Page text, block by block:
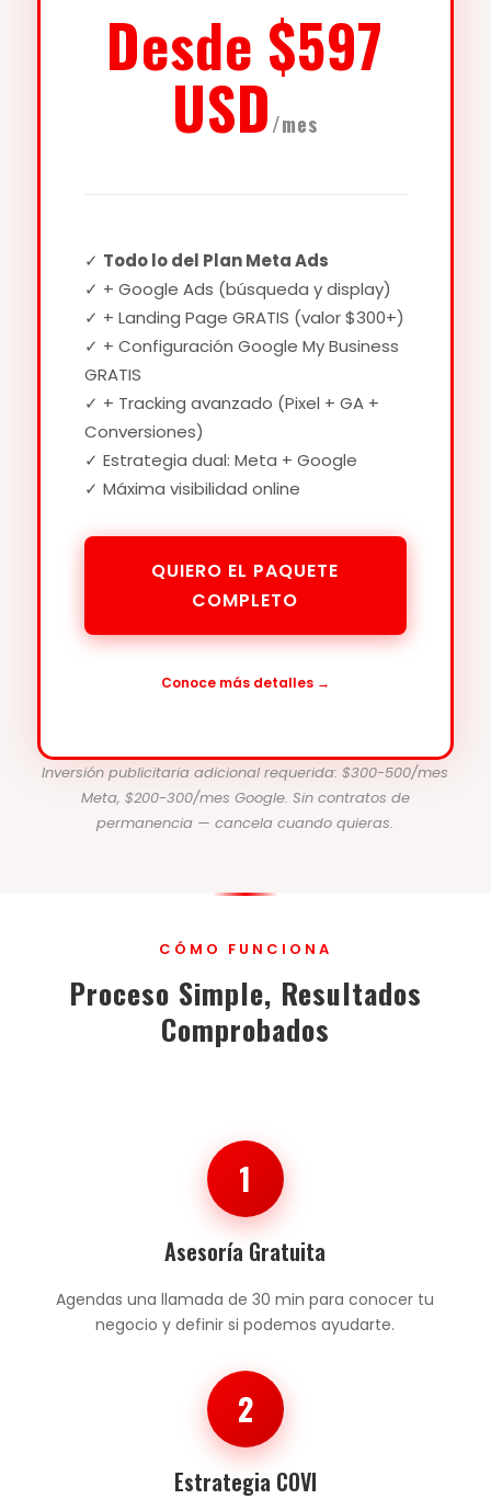
Desde $597
USD/mes
✓ Todo lo del Plan Meta Ads
✓ + Google Ads (búsqueda y display)
✓ + Landing Page GRATIS (valor $300+)
✓ + Configuración Google My Business
GRATIS
✓ + Tracking avanzado (Pixel + GA +
Conversiones)
✓ Estrategia dual: Meta + Google
✓ Máxima visibilidad online
QUIERO EL PAQUETE
COMPLETO
Conoce más detalles →
Inversión publicitaria adicional requerida: $300-500/mes
Meta, $200-300/mes Google. Sin contratos de
permanencia — cancela cuando quieras.
CÓMO FUNCIONA
Proceso Simple, Resultados
Comprobados
1
Asesoría Gratuita
Agendas una llamada de 30 min para conocer tu
negocio y definir si podemos ayudarte.
2
Estrategia COVI